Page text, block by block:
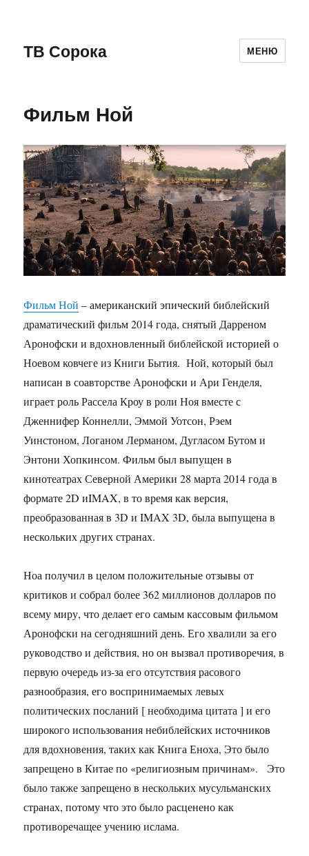
ТВ Сорока МЕНЮ
Фильм Ной
Фильм Ной – американский эпический библейский
драматический фильм 2014 года, снятый Дарреном
Аронофски и вдохновленный библейской историей о
Ноевом ковчеге из Книги Бытия. Ной, который был
написан в соавторстве Аронофски и Ари Генделя,
играет роль Рассела Кроу в роли Ноя вместе с
Дженнифер Коннелли, Эммой Уотсон, Рэем
Уинстоном, Логаном Лерманом, Дугласом Бутом и
Энтони Хопкинсом. Фильм был выпущен в
кинотеатрах Северной Америки 28 марта 2014 года в
формате 2D иIMAX, в то время как версия,
преобразованная в 3D и IMAX 3D, была выпущена в
нескольких других странах.
Ноа получил в целом положительные отзывы от
критиков и собрал более 362 миллионов долларов по
всему миру, что делает его самым кассовым фильмом
Аронофски на сегодняшний день. Его хвалили за его
руководство и действия, но он вызвал противоречия, в
первую очередь из-за его отсутствия расового
разнообразия, его воспринимаемых левых
политических посланий [ необходима цитата ] и его
широкого использования небиблейских источников
для вдохновения, таких как Книга Еноха, Это было
запрещено в Китае по «религиозным причинам». Это
было также запрещено в нескольких мусульманских
странах, потому что это было расценено как
противоречащее учению ислама.